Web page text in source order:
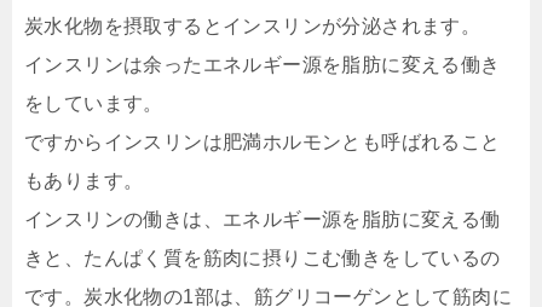
炭水化物を摂取するとインスリンが分泌されます。
インスリンは余ったエネルギー源を脂肪に変える働き
をしています。
ですからインスリンは肥満ホルモンとも呼ばれること
もあります。
インスリンの働きは、エネルギー源を脂肪に変える働
きと、たんぱく質を筋肉に摂りこむ働きをしているの
です。炭水化物の1部は、筋グリコーゲンとして筋肉に